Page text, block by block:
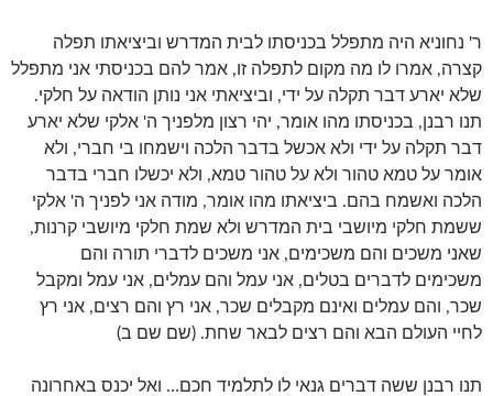
ר' נחוניא היה מתפלל בכניסתו לבית המדרש וביציאתו תפלה
קצרה, אמרו לו מה מקום לתפלה זו, אמר להם בכניסתי אני מתפלל
שלא יארע דבר תקלה על ידי, וביציאתי אני נותן הודאה על חלקי.
תנו רבנן, בכניסתו מהו אומר, יהי רצון מלפניך ה' אלקי שלא יארע
דבר תקלה על ידי ולא אכשל בדבר הלכה וישמחו בי חברי, ולא
אומר על טמא טהור ולא על טהור טמא, ולא יכשלו חברי בדבר
הלכה ואשמח בהם. ביציאתו מהו אומר, מודה אני לפניך ה' אלקי
ששמת חלקי מיושבי בית המדרש ולא שמת חלקי מיושבי קרנות,
שאני משכים והם משכימים, אני משכים לדברי תורה והם
משכימים לדברים בטלים, אני עמל והם עמלים, אני עמל ומקבל
שכר, והם עמלים ואינם מקבלים שכר, אני רץ והם רצים, אני רץ
לחיי העולם הבא והם רצים לבאר שחת. (שם שם ב)
תנו רבנן ששה דברים גנאי לו לתלמיד חכם… ואל יכנס באחרונה